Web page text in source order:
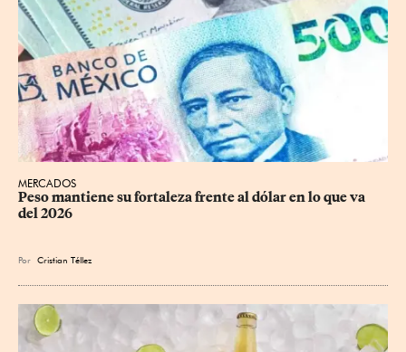
MERCADOS
Peso mantiene su fortaleza frente al dólar en lo que va
del 2026
Por Cristian Téllez